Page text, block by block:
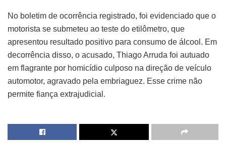
No boletim de ocorrência registrado, foi evidenciado que o
motorista se submeteu ao teste do etilômetro, que
apresentou resultado positivo para consumo de álcool. Em
decorrência disso, o acusado, Thiago Arruda foi autuado
em flagrante por homicídio culposo na direção de veículo
automotor, agravado pela embriaguez. Esse crime não
permite fiança extrajudicial.